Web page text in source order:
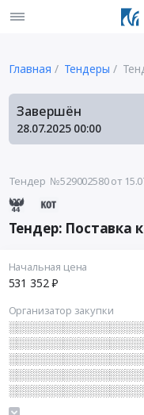
Главная Тендеры
Завершён
28.07.2025 00:00
Тендер №529002580от
Тендер: Поставка
Начальная цена
531 352 ₽
Организатор закупки
░░░░░░░░░░░░░░░░░